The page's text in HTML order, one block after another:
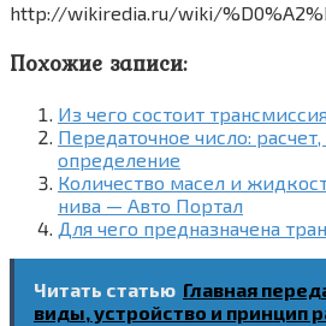
http://wikiredia.ru/wiki/
Похожие записи:
Из чего состоит
Передаточное число:
определение
Количество масел и
нива — Авто Портал
Для чего предназначена
Читать статью Главная
виды, устройство и принцип